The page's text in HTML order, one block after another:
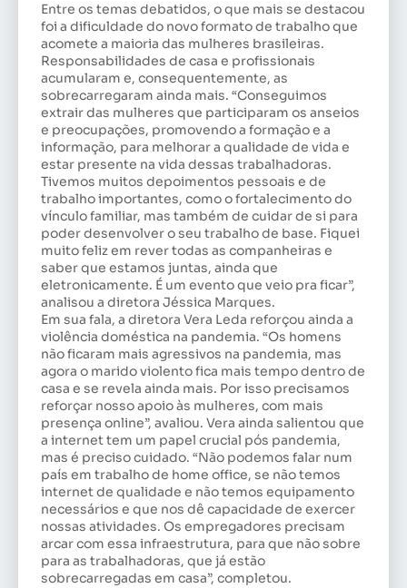
Entre os temas debatidos, o que mais se destacou
foi a dificuldade do novo formato de trabalho que
acomete a maioria das mulheres brasileiras.
Responsabilidades de casa e profissionais
acumularam e, consequentemente, as
sobrecarregaram ainda mais. “Conseguimos
extrair das mulheres que participaram os anseios
e preocupações, promovendo a formação e a
informação, para melhorar a qualidade de vida e
estar presente na vida dessas trabalhadoras.
Tivemos muitos depoimentos pessoais e de
trabalho importantes, como o fortalecimento do
vínculo familiar, mas também de cuidar de si para
poder desenvolver o seu trabalho de base. Fiquei
muito feliz em rever todas as companheiras e
saber que estamos juntas, ainda que
eletronicamente. É um evento que veio pra ficar”,
analisou a diretora Jéssica Marques.
Em sua fala, a diretora Vera Leda reforçou ainda a
violência doméstica na pandemia. “Os homens
não ficaram mais agressivos na pandemia, mas
agora o marido violento fica mais tempo dentro de
casa e se revela ainda mais. Por isso precisamos
reforçar nosso apoio às mulheres, com mais
presença online”, avaliou. Vera ainda salientou que
a internet tem um papel crucial pós pandemia,
mas é preciso cuidado. “Não podemos falar num
país em trabalho de home office, se não temos
internet de qualidade e não temos equipamento
necessários e que nos dê capacidade de exercer
nossas atividades. Os empregadores precisam
arcar com essa infraestrutura, para que não sobre
para as trabalhadoras, que já estão
sobrecarregadas em casa”, completou.